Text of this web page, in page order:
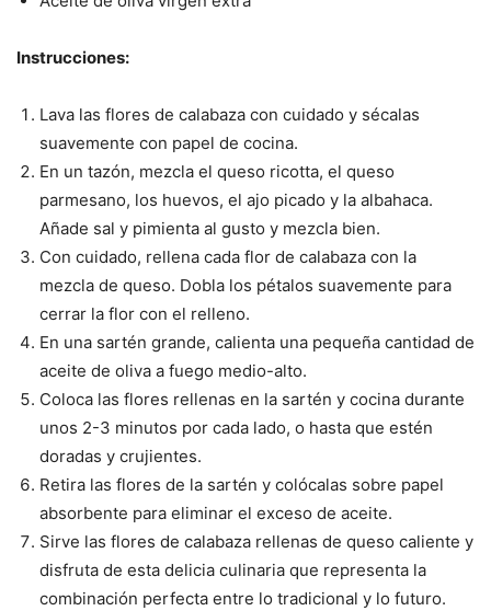
Instrucciones:
Lava las flores de calabaza con cuidado y sécalas
suavemente con papel de cocina.
En un tazón, mezcla el queso ricotta, el queso
parmesano, los huevos, el ajo picado y la albahaca.
Añade sal y pimienta al gusto y mezcla bien.
Con cuidado, rellena cada flor de calabaza con la
mezcla de queso. Dobla los pétalos suavemente para
cerrar la flor con el relleno.
En una sartén grande, calienta una pequeña cantidad de
aceite de oliva a fuego medio-alto.
Coloca las flores rellenas en la sartén y cocina durante
unos 2-3 minutos por cada lado, o hasta que estén
doradas y crujientes.
Retira las flores de la sartén y colócalas sobre papel
absorbente para eliminar el exceso de aceite.
Sirve las flores de calabaza rellenas de queso caliente y
disfruta de esta delicia culinaria que representa la
combinación perfecta entre lo tradicional y lo futuro.